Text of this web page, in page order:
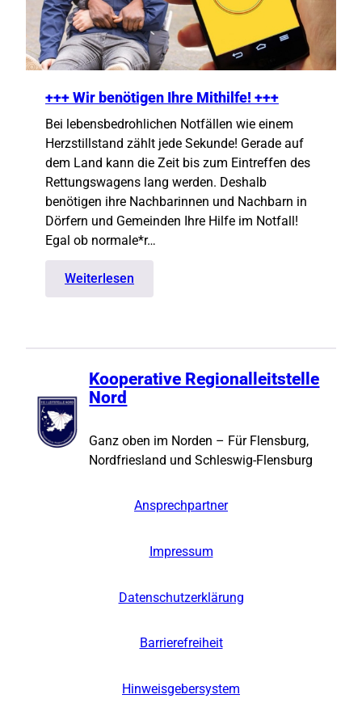
+++ Wir benötigen Ihre Mithilfe! +++
Bei lebensbedrohlichen Notfällen wie einem
Herzstillstand zählt jede Sekunde! Gerade auf
dem Land kann die Zeit bis zum Eintreffen des
Rettungswagens lang werden. Deshalb
benötigen ihre Nachbarinnen und Nachbarn in
Dörfern und Gemeinden Ihre Hilfe im Notfall!
Egal ob normale*r…
Weiterlesen
+++
Mithilfe!
Kooperative Regionalleitstelle
Nord
Ganz oben im Norden – Für Flensburg,
Nordfriesland und Schleswig-Flensburg
Ansprechpartner
Impressum
Datenschutzerklärung
Barrierefreiheit
Hinweisgebersystem